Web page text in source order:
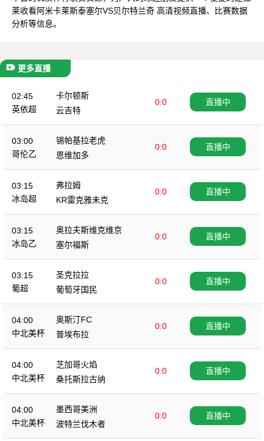
莱收看阿米卡莱斯泰塞尔VS贝尔特兰奇 高清视频直播、比赛数据
分析等信息。
更多直播
02:45
英依超
卡尔顿斯
0:0
云吉特
直播中
03:00
哥伦乙
锡帕基拉老虎
0:0
恩维加多
直播中
03:15
冰岛超
弗拉姆
0:0
KR雷克雅未克
直播中
03:15
冰岛乙
奥拉夫斯维克维京
0:0
塞尔福斯
直播中
03:15
葡超
圣克拉拉
0:0
葡萄牙国民
直播中
04:00
中北美杯
奥斯汀FC
0:0
普埃布拉
直播中
04:00
中北美杯
芝加哥火焰
0:0
桑托斯拉古纳
直播中
04:00
中北美杯
墨西哥美洲
0:0
波特兰伐木者
直播中